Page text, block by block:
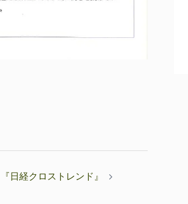
『日経クロストレンド』